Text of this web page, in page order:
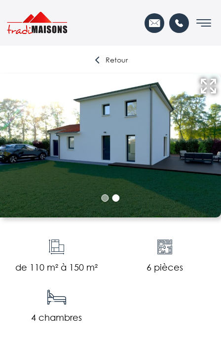
Retour
de 110 m² à 150 m² 6 pièces
4 chambres